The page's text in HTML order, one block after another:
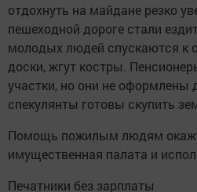
отдохнуть на майдане резко
пешеходной дороге стали
молодых людей спускаются к
доски, жгут костры.
участки, но они не
спекулянты готовы скупить
Помощь пожилым людям
имущественная палата и
Печатники без зарплаты